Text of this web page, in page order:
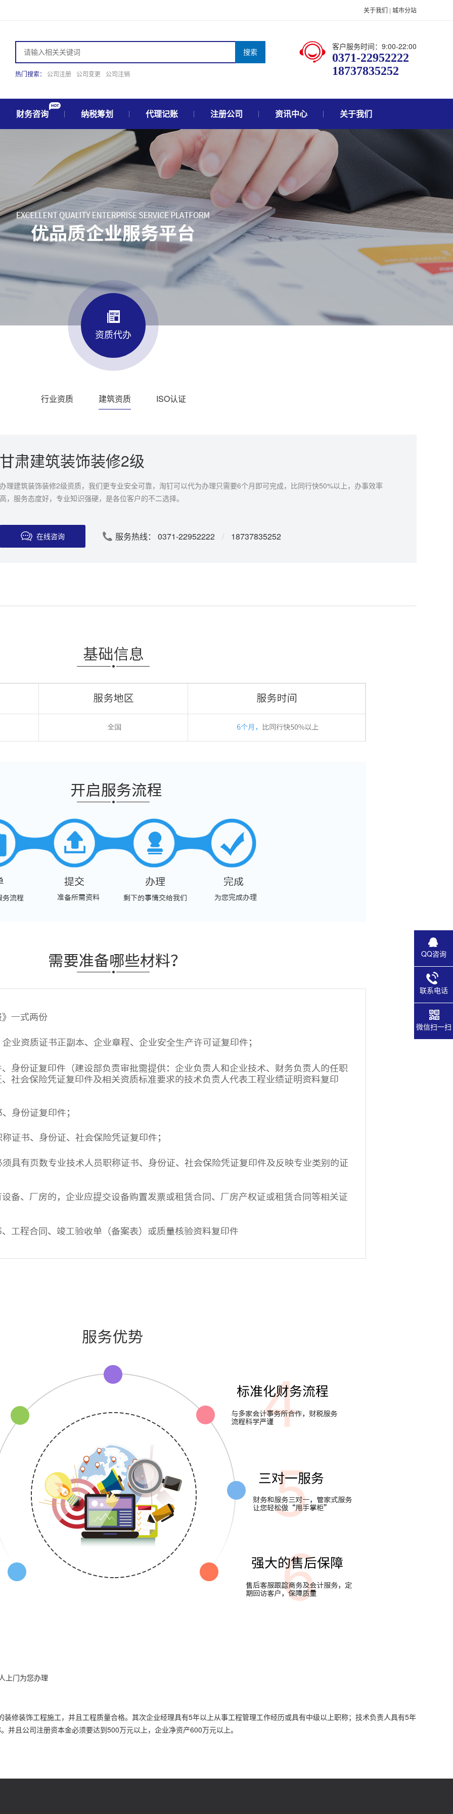
关于我们 | 城市分站
搜索
热门搜索： 公司注册 公司变更 公司注销
客户服务时间：9:00-22:00
0371-22952222
18737835252
财务咨询 纳税筹划 代理记账 注册公司 资讯中心 关于我们
资质代办
行业资质 建筑资质 ISO认证
甘肃建筑装饰装修2级
办理建筑装饰装修2级资质，我们更专业安全可靠，淘钉可以代为办理只需要6个月即可完成，比同行快50%以上，办事效率
高，服务态度好，专业知识强硬，是各位客户的不二选择。
在线咨询 服务热线： 0371-22952222 / 18737835252
上门为您办理
修装饰工程施工，并且工程质量合格。其次企业经理具有5年以上从事工程管理工作经历或具有中级以上职称；技术负责人具有5年
且公司注册资本金必须要达到500万元以上，企业净资产600万元以上。
QQ咨询
联系电话
微信扫一扫